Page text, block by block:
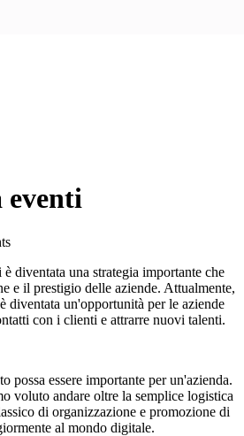
diventata una strategia importante che
e il prestigio delle aziende. Attualmente,
diventata un'opportunità per le aziende
con i clienti e attrarre nuovi talenti.
possa essere importante per un'azienda.
voluto andare oltre la semplice logistica
di organizzazione e promozione di
al mondo digitale.